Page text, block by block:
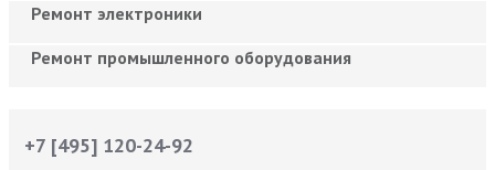
Ремонт электроники
Ремонт промышленного оборудования
+7 [495] 120-24-92